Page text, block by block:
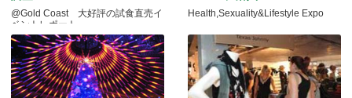
@Gold Coast 大好評の試食直売イ
ベントレポート
Health,Sexuality&Lifestyle Expo